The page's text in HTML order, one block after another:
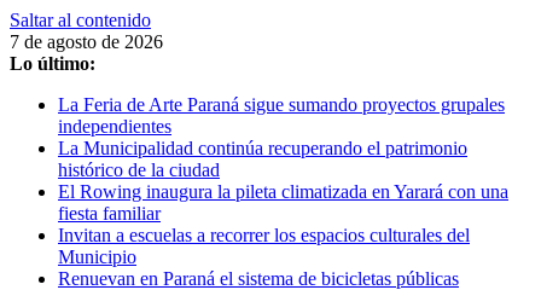
Saltar al contenido
7 de agosto de 2026
Lo último:
La Feria de Arte Paraná sigue sumando proyectos grupales
independientes
La Municipalidad continúa recuperando el patrimonio
histórico de la ciudad
El Rowing inaugura la pileta climatizada en Yarará con una
fiesta familiar
Invitan a escuelas a recorrer los espacios culturales del
Municipio
Renuevan en Paraná el sistema de bicicletas públicas